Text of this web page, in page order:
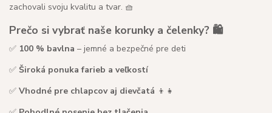
zachovali svoju kvalitu a tvar. 🧺
Prečo si vybrať naše korunky a čelenky? 🛍️
✅ 100 % bavlna – jemné a bezpečné pre deti
✅ Široká ponuka farieb a veľkostí
✅ Vhodné pre chlapcov aj dievčatá 👦👧